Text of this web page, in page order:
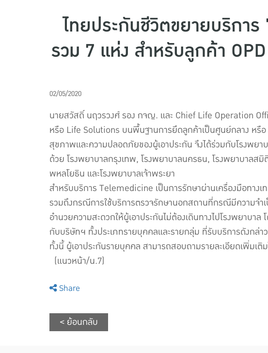
ไทยประกันชีวิตขยายบริก
รวม 7 แห่ง สำหรับลูกค้า
02/05/2020
นายสวัสดิ์ นฤวรวงศ์ รอง กจญ. และ Chief Life Operation
หรือ Life Solutions บนพื้นฐานการยึดลูกค้าเป็นศูนย์กลาง หรื
สุขภาพและความปลอดภัยของผู้เอาประกัน จึงได้ร่วมกับโรงพย
ด้วย โรงพยาบาลกรุงเทพ, โรงพยาบาลนครธน, โรงพยาบาลส
พหลโยธิน และโรงพยาบาลเจ้าพระยา
สำหรับบริการ Telemedicine เป็นการรักษาผ่านเครื่องมือทา
รวมถึงกรณีการใช้บริการตรวจรักษานอกสถานที่กรณีมีความจำเ
อำนวยความสะดวกให้ผู้เอาประกันไม่ต้องเดินทางไปโรงพยา
กับบริษัทฯ ทั้งประเภทรายบุคคลและรายกลุ่ม ที่รับบริการดังกล่าว
ทั้งนี้ ผู้เอาประกันรายบุคคล สามารถสอบถามรายละเอียดเพิ่มเ
(แนวหน้า/น.7)
Share
< ย้อนกลับ